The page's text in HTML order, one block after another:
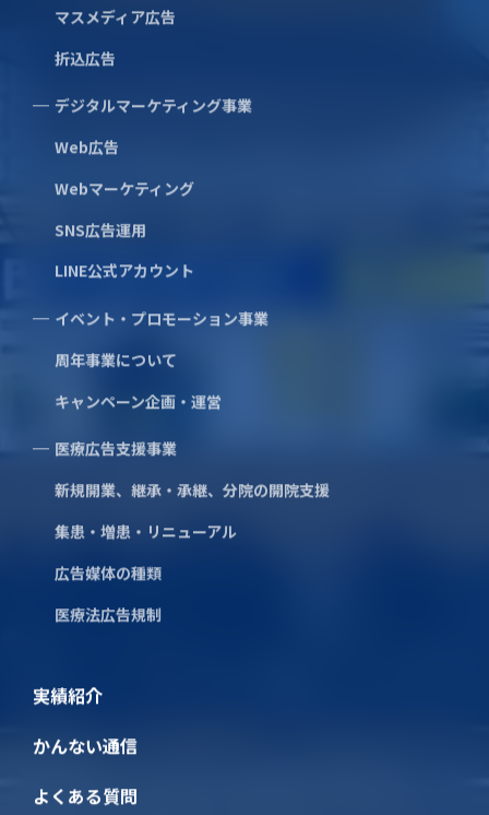
マスメディア広告
折込広告
デジタルマーケティング事業
Web広告
Webマーケティング
SNS広告運用
LINE公式アカウント
イベント・プロモーション事業
周年事業について
キャンペーン企画・運営
医療広告支援事業
新規開業、継承・承継、分院の開院支援
集患・増患・リニューアル
広告媒体の種類
医療法広告規制
実績紹介
かんない通信
よくある質問
お問い合わせ
私たちについて
沿革
SDGsへの取り組み
事業案内
電柱広告
屋外広告
マスメディア広告
折込広告
Webマーケティング
SNS広告運用
LINE公式アカウント
イベント・プロモーション事業